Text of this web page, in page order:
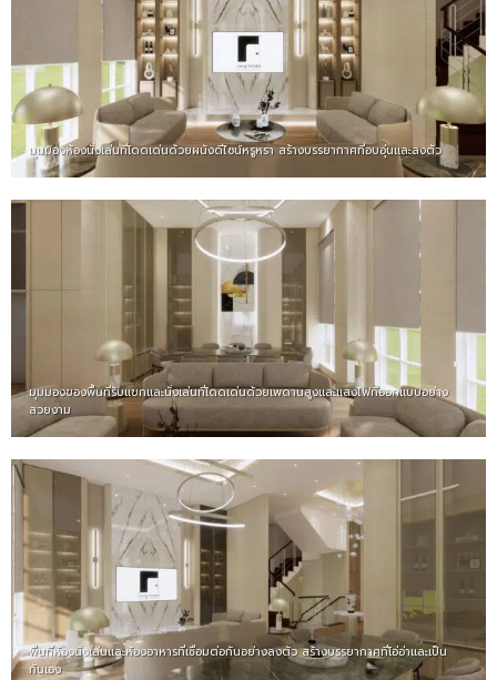
มุมมองห้องนั่งเล่นที่โดดเด่นด้วยผนังดีไซน์หรูหรา สร้างบรรยากาศที่อบอุ่นและลงตัว
มุมมองของพื้นที่รับแขกและนั่งเล่นที่โดดเด่นด้วยเพดานสูงและแสงไฟที่ออกแบบอย่าง
สวยงาม
พื้นที่ห้องนั่งเล่นและห้องอาหารที่เชื่อมต่อกันอย่างลงตัว สร้างบรรยากาศที่โอ่อ่าและเป็น
กันเอง